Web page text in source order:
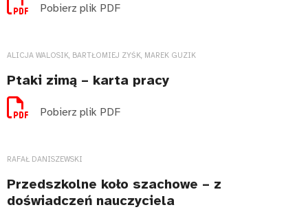
Pobierz plik PDF
ALICJA WALOSIK, BARTŁOMIEJ ZYŚK, MAREK GUZIK
Ptaki zimą – karta pracy
Pobierz plik PDF
RAFAŁ DANISZEWSKI
Przedszkolne koło szachowe – z
doświadczeń nauczyciela